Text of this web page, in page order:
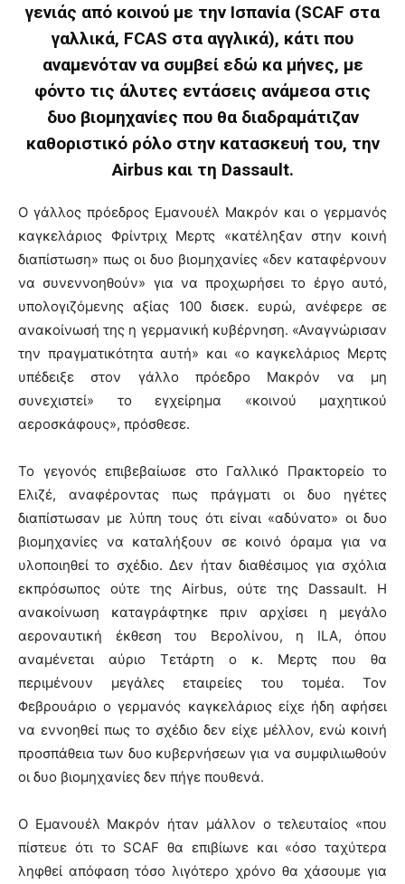
γενιάς από κοινού με την Ισπανία (SCAF στα
γαλλικά, FCAS στα αγγλικά), κάτι που
αναμενόταν να συμβεί εδώ κα μήνες, με
φόντο τις άλυτες εντάσεις ανάμεσα στις
δυο βιομηχανίες που θα διαδραμάτιζαν
καθοριστικό ρόλο στην κατασκευή του, την
Airbus και τη Dassault.
Ο γάλλος πρόεδρος Εμανουέλ Μακρόν και ο γερμανός
καγκελάριος Φρίντριχ Μερτς «κατέληξαν στην κοινή
διαπίστωση» πως οι δυο βιομηχανίες «δεν καταφέρνουν
να συνεννοηθούν» για να προχωρήσει το έργο αυτό,
υπολογιζόμενης αξίας 100 δισεκ. ευρώ, ανέφερε σε
ανακοίνωσή της η γερμανική κυβέρνηση. «Αναγνώρισαν
την πραγματικότητα αυτή» και «ο καγκελάριος Μερτς
υπέδειξε στον γάλλο πρόεδρο Μακρόν να μη
συνεχιστεί» το εγχείρημα «κοινού μαχητικού
αεροσκάφους», πρόσθεσε.
Το γεγονός επιβεβαίωσε στο Γαλλικό Πρακτορείο το
Ελιζέ, αναφέροντας πως πράγματι οι δυο ηγέτες
διαπίστωσαν με λύπη τους ότι είναι «αδύνατο» οι δυο
βιομηχανίες να καταλήξουν σε κοινό όραμα για να
υλοποιηθεί το σχέδιο. Δεν ήταν διαθέσιμος για σχόλια
εκπρόσωπος ούτε της Airbus, ούτε της Dassault. Η
ανακοίνωση καταγράφτηκε πριν αρχίσει η μεγάλο
αεροναυτική έκθεση του Βερολίνου, η ILA, όπου
αναμένεται αύριο Τετάρτη ο κ. Μερτς που θα
περιμένουν μεγάλες εταιρείες του τομέα. Τον
Φεβρουάριο ο γερμανός καγκελάριος είχε ήδη αφήσει
να εννοηθεί πως το σχέδιο δεν είχε μέλλον, ενώ κοινή
προσπάθεια των δυο κυβερνήσεων για να συμφιλιωθούν
οι δυο βιομηχανίες δεν πήγε πουθενά.
Ο Εμανουέλ Μακρόν ήταν μάλλον ο τελευταίος «που
πίστευε ότι το SCAF θα επιβίωνε και «όσο ταχύτερα
ληφθεί απόφαση τόσο λιγότερο χρόνο θα χάσουμε για